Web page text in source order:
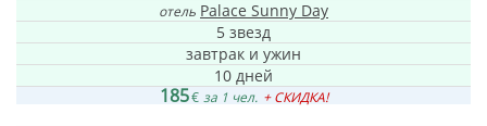
отель Palace Sunny Day
5 звезд
завтрак и ужин
10 дней
185€ за 1 чел. + СКИДКА!